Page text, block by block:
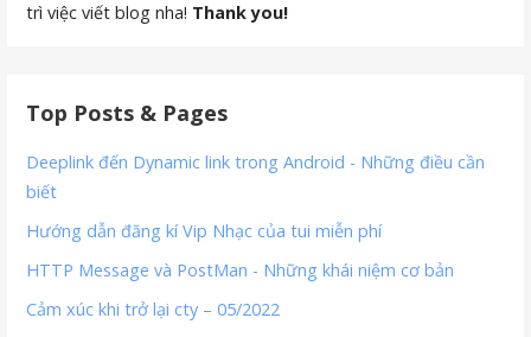
trì việc viết blog nha! Thank you!
Top Posts & Pages
Deeplink đến Dynamic link trong Android - Những điều cần
biết
Hướng dẫn đăng kí Vip Nhạc của tui miễn phí
HTTP Message và PostMan - Những khái niệm cơ bản
Cảm xúc khi trở lại cty – 05/2022